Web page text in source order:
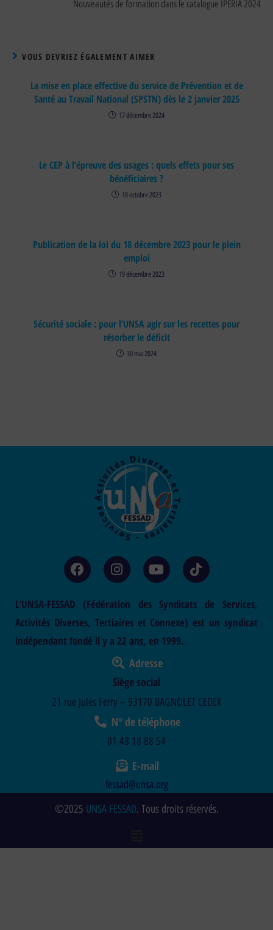
Nouveautés de formation dans le catalogue IPERIA 2024
VOUS DEVRIEZ ÉGALEMENT AIMER
La mise en place effective du service de Prévention et de
Santé au Travail National (SPSTN) dès le 2 janvier 2025
17 décembre 2024
Le CEP à l’épreuve des usages : quels effets pour ses
bénéficiaires ?
18 octobre 2023
Publication de la loi du 18 décembre 2023 pour le plein
emploi
19 décembre 2023
Sécurité sociale : pour l’UNSA agir sur les recettes pour
résorber le déficit
30 mai 2024
L’UNSA-FESSAD (Fédération des Syndicats de Services,
Activités Diverses, Tertiaires et Connexe) est un syndicat
indépendant fondé il y a 22 ans, en 1999.
Adresse
Siège social
21 rue Jules Ferry – 93170 BAGNOLET CEDEX
N° de téléphone
01 48 18 88 54
E-mail
fessad@unsa.org
©2025 UNSA FESSAD. Tous droits réservés.